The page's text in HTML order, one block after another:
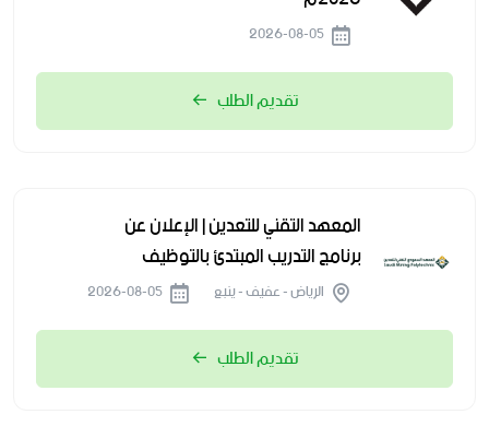
تقديم الطلب
المعهد التقني للتعدين | الإعلان عن
برنامج التدريب المبتدئ بالتوظيف
الرياض - عفيف - ينبع
تقديم الطلب